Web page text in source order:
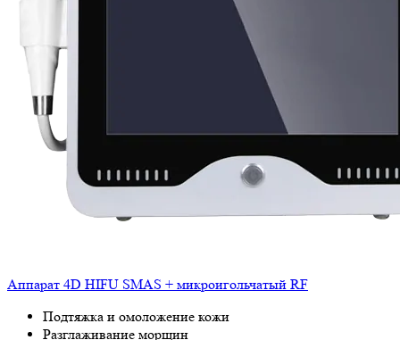
Аппарат 4D HIFU SMAS + микроигольчатый RF
Подтяжка и омоложение кожи
Разглаживание морщин